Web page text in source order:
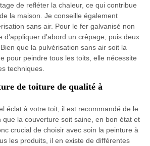
de refléter la chaleur, ce qui contribue
la maison. Je conseille également
sans air. Pour le fer galvanisé non
d'appliquer d'abord un crêpage, puis deux
que la pulvérisation sans air soit la
pour peindre tous les toits, elle nécessite
techniques.
de toiture de qualité à
éclat à votre toit, il est recommandé de le
que la couverture soit saine, en bon état et
crucial de choisir avec soin la peinture à
les produits, il en existe de différentes